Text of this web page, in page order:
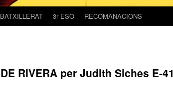
3r ESO RECOMANACIONS
RIVERA per Judith Siches E-41